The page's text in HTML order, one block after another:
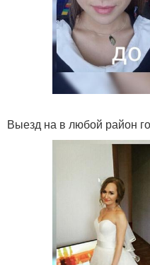
Выезд на в любой район